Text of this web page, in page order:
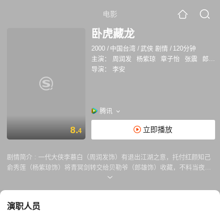
电影
8.4
卧虎藏龙
2000 / 中国台湾 / 武侠 剧情 / 120分钟
主演：
周润发 杨紫琼 章子怡 张震 郎雄
导演：
李安
腾讯
立即播放
剧情简介 : 一代大侠李慕白（周润发饰）有退出江湖之意，托付红颜知己
俞秀莲（杨紫琼饰）将青冥剑转交给贝勒爷（郎雄饰）收藏，不料当夜遭
玉娇龙（章子怡）窃取。俞秀莲暗中查访也大约知道是玉府小姐玉蛟龙所
蛟龙欲以青冥剑来斩断阻碍罗小虎（张震饰）的枷锁，他们私定终身。关
演职人员